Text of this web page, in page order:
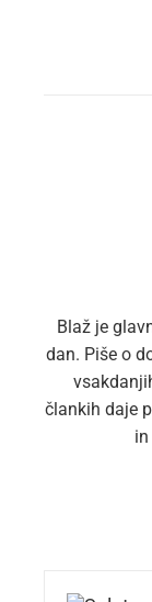
Blaž je
dan. Piše o
člankih daje